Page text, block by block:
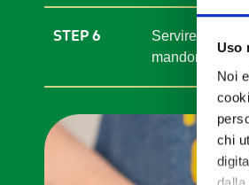
Uso
Noi e
chi
STEP 6
Servire:
mandorle per